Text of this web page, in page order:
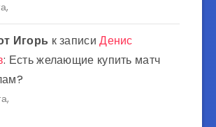
Игорь к записиДенис
: Есть желающие купить матч